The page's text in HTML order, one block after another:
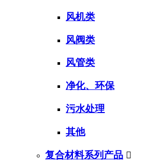
风机类
风阀类
风管类
净化、环保
污水处理
其他
复合材料系列产品 